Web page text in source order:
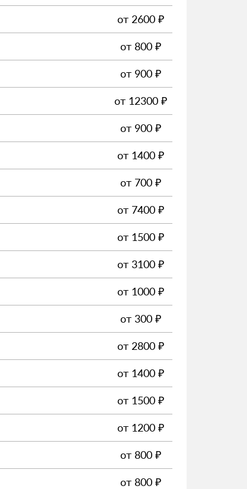
от 2600 ₽
от 800 ₽
от 900 ₽
от 12300 ₽
от 900 ₽
от 1400 ₽
от 700 ₽
от 7400 ₽
от 1500 ₽
от 3100 ₽
от 1000 ₽
от 300 ₽
от 2800 ₽
от 1400 ₽
от 1500 ₽
от 1200 ₽
от 800 ₽
от 800 ₽